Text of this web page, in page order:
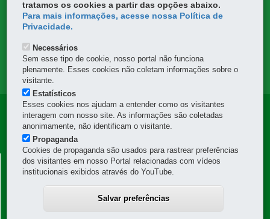
MAPA DO SITE
OUVIDORIA
Navegação
Principal
DER
DEPARTAMENTO DE ESTRADAS DE RODAGEM -
DER
41 3304-8000
tratamos os cookies a partir das opções abaixo.
Para mais informações, acesse nossa Política de
Privacidade.
Necessários
Sem esse tipo de cookie, nosso portal não funciona
plenamente. Esses cookies não coletam informações sobre o
visitante.
Estatísticos
Esses cookies nos ajudam a entender como os visitantes
interagem com nosso site. As informações são coletadas
anonimamente, não identificam o visitante.
Propaganda
Cookies de propaganda são usados para rastrear preferências
dos visitantes em nosso Portal relacionadas com vídeos
institucionais exibidos através do YouTube.
Salvar preferências